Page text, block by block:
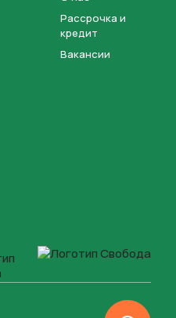
Рассрочка и
кредит
Вакансии